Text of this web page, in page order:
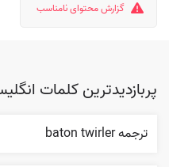
گزارش محتوای نامناسب
پربازدیدترین کلمات
ترجمه baton twirler